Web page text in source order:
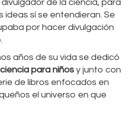
de la ciencia, para
ideas sí se entendieran. Se
por hacer divulgación
años de su vida se dedicó
para niños y junto con
de libros enfocados en
el universo en que